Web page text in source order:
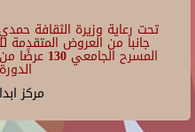
تحت رعاية وزيرة الثقافة
جانبا من العروض المتقدمة
المسرح
مركز